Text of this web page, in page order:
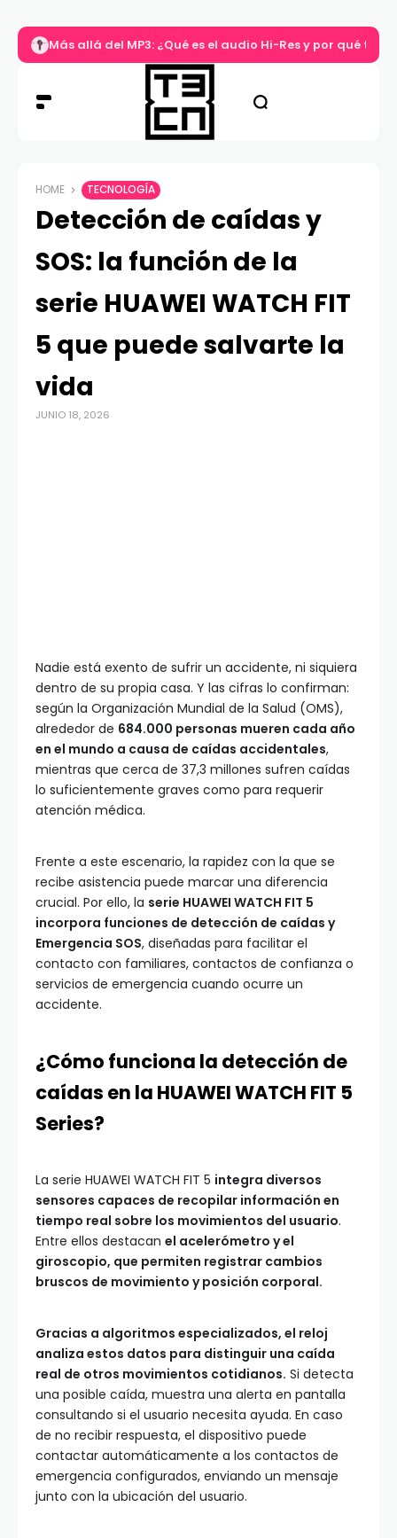
Más allá del MP3: ¿Qué es el audio Hi-Res y por qué tu
HOME TECNOLOGÍA
Detección de caídas y
SOS: la función de la
serie HUAWEI WATCH FIT
5 que puede salvarte la
vida
JUNIO 18, 2026
Nadie está exento de sufrir un accidente, ni siquiera
dentro de su propia casa. Y las cifras lo confirman:
según la Organización Mundial de la Salud (OMS),
alrededor de 684.000 personas mueren cada año
en el mundo a causa de caídas accidentales,
mientras que cerca de 37,3 millones sufren caídas
lo suficientemente graves como para requerir
atención médica.
Frente a este escenario, la rapidez con la que se
recibe asistencia puede marcar una diferencia
crucial. Por ello, la serie HUAWEI WATCH FIT 5
incorpora funciones de detección de caídas y
Emergencia SOS, diseñadas para facilitar el
contacto con familiares, contactos de confianza o
servicios de emergencia cuando ocurre un
accidente.
¿Cómo funciona la detección de
caídas en la HUAWEI WATCH FIT 5
Series?
La serie HUAWEI WATCH FIT 5 integra diversos
sensores capaces de recopilar información en
tiempo real sobre los movimientos del usuario.
Entre ellos destacan el acelerómetro y el
giroscopio, que permiten registrar cambios
bruscos de movimiento y posición corporal.
Gracias a algoritmos especializados, el reloj
analiza estos datos para distinguir una caída
real de otros movimientos cotidianos. Si detecta
una posible caída, muestra una alerta en pantalla
consultando si el usuario necesita ayuda. En caso
de no recibir respuesta, el dispositivo puede
contactar automáticamente a los contactos de
emergencia configurados, enviando un mensaje
junto con la ubicación del usuario.